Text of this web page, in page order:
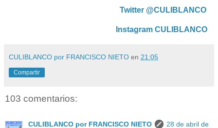
Twitter @CULIBLANCO
Instagram CULIBLANCO
CULIBLANCO por FRANCISCO NIETO en 21:05
Compartir
103 comentarios:
CULIBLANCO por FRANCISCO NIETO
28 de abril de